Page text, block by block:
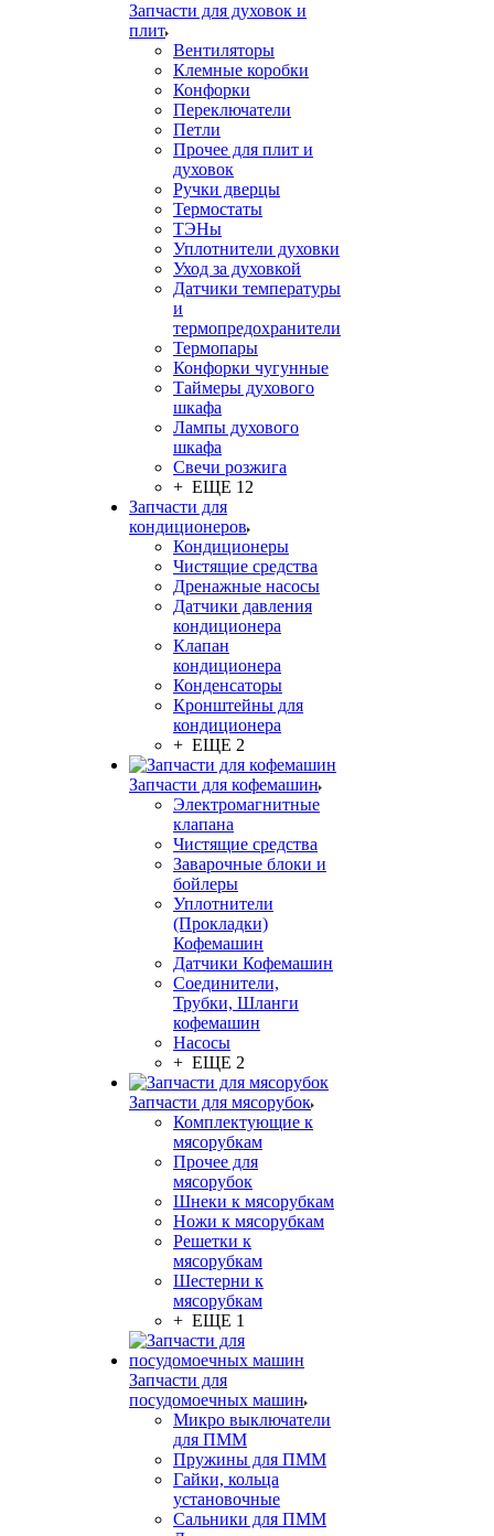
Запчасти для духовок и
плит
Вентиляторы
Клемные коробки
Конфорки
Переключатели
Петли
Прочее для плит и
духовок
Ручки дверцы
Термостаты
ТЭНы
Уплотнители духовки
Уход за духовкой
Датчики температуры
и
термопредохранители
Термопары
Конфорки чугунные
Таймеры духового
шкафа
Лампы духового
шкафа
Свечи розжига
+ ЕЩЕ 12
Запчасти для
кондиционеров
Кондиционеры
Чистящие средства
Дренажные насосы
Датчики давления
кондиционера
Клапан
кондиционера
Конденсаторы
Кронштейны для
кондиционера
+ ЕЩЕ 2
Запчасти для кофемашин
Электромагнитные
клапана
Чистящие средства
Заварочные блоки и
бойлеры
Уплотнители
(Прокладки)
Кофемашин
Датчики Кофемашин
Соединители,
Трубки, Шланги
кофемашин
Насосы
+ ЕЩЕ 2
Запчасти для мясорубок
Комплектующие к
мясорубкам
Прочее для
мясорубок
Шнеки к мясорубкам
Ножи к мясорубкам
Решетки к
мясорубкам
Шестерни к
мясорубкам
+ ЕЩЕ 1
Запчасти для
посудомоечных машин
Микро выключатели
для ПММ
Пружины для ПММ
Гайки, кольца
установочные
Сальники для ПММ